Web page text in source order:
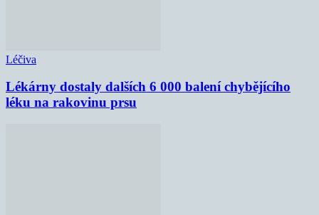
Léčiva
Lékárny dostaly dalších 6 000 balení chybějícího
léku na rakovinu prsu